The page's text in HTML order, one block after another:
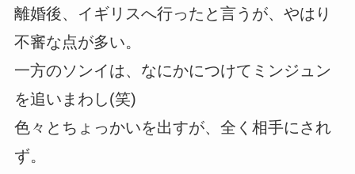
離婚後、イギリスへ行ったと言うが、やはり
不審な点が多い。
一方のソンイは、なにかにつけてミンジュン
を追いまわし(笑)
色々とちょっかいを出すが、全く相手にされ
ず。